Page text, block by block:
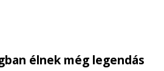
élnek még legendás